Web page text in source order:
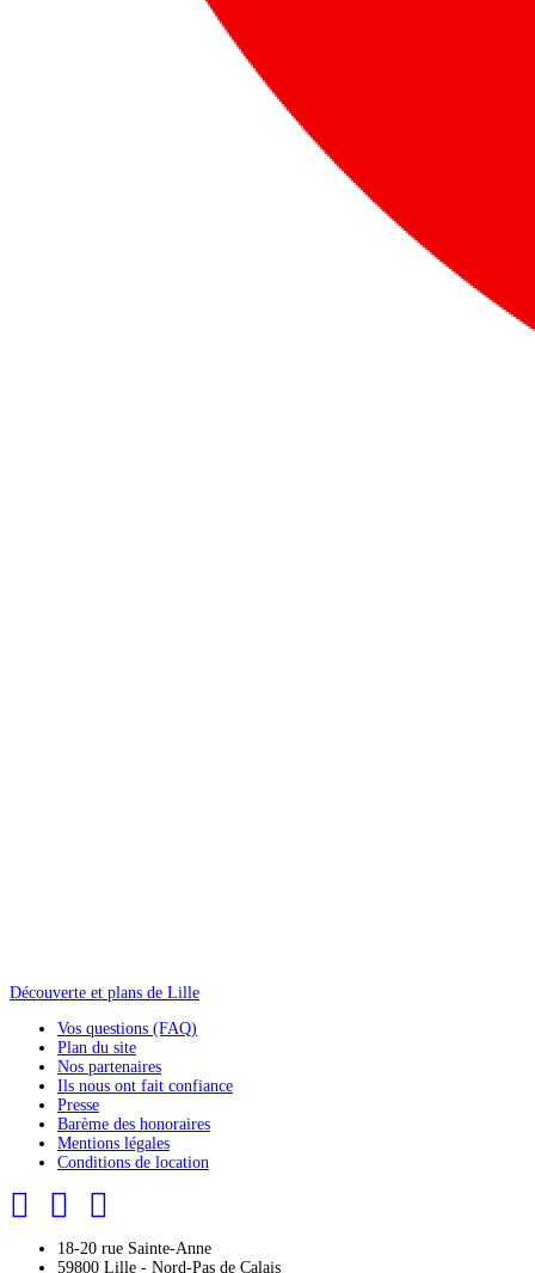
Découverte et plans de Lille
Vos questions (FAQ)
Plan du site
Nos partenaires
Ils nous ont fait confiance
Presse
Barème des honoraires
Mentions légales
Conditions de location
18-20 rue Sainte-Anne
59800 Lille - Nord-Pas de Calais